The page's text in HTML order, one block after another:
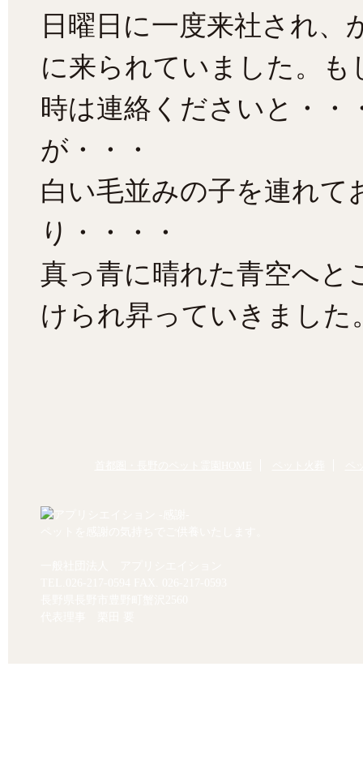
日曜日に一度来社され
に来られていました。も
時は連絡くださいと・・
が・・・
白い毛並みの子を連れて
り・・・・
真っ青に晴れた青空へと
けられ昇っていきました